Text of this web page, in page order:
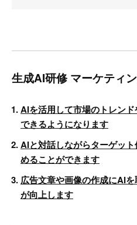
生成AI研修 マーケティ
AIを活用して市場のトレン
できるようになります
AIと対話しながらターゲッ
めることができます
広告文章や画像の作成にAI
が向上します